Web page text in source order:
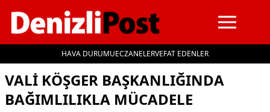
HAVA DURUMUECZANELERVEFAT EDENLER
İçeriğe geç
VALI KÖŞGER BAŞKANLIĞINDA
BAĞIMLILIKLA MÜCADELE